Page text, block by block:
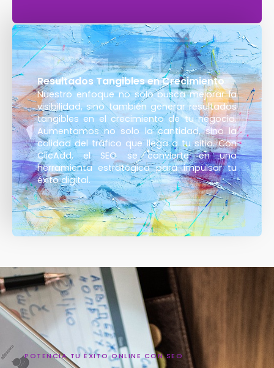
Resultados Tangibles en Crecimiento
Nuestro enfoque no solo busca mejorar la
visibilidad, sino también generar resultados
tangibles en el crecimiento de tu negocio.
Aumentamos no solo la cantidad, sino la
calidad del tráfico que llega a tu sitio. Con
ClicAdd, el SEO se convierte en una
herramienta estratégica para impulsar tu
éxito digital.
POTENCIA TU ÉXITO ONLINE CON SEO